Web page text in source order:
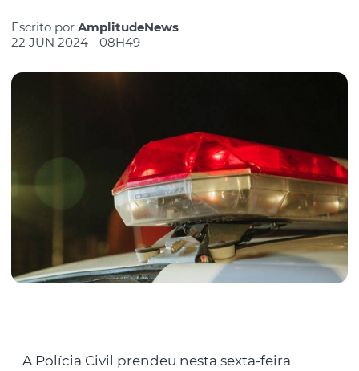
Escrito por AmplitudeNews
22 JUN 2024 - 08H49
A Polícia Civil prendeu nesta sexta-feira